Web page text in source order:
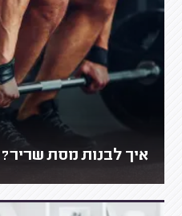
איך לבנות מסת שריר?